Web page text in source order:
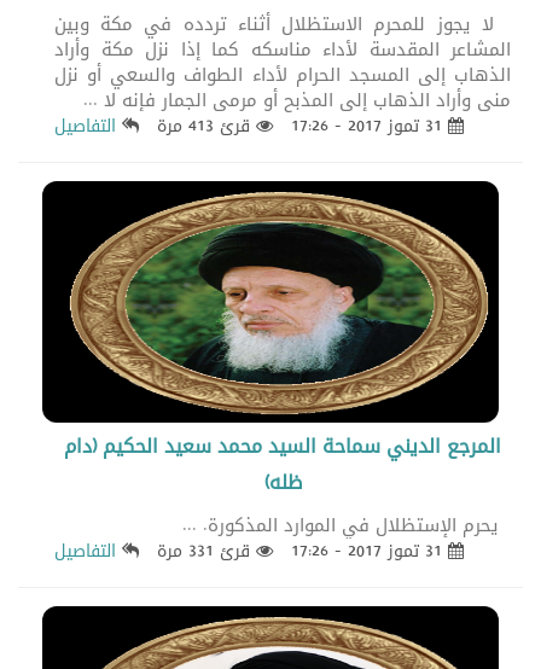
لا يجوز للمحرم الاستظلال أثناء تردده في مكة وبين
المشاعر المقدسة لأداء مناسكه كما إذا نزل مكة وأراد
الذهاب إلى المسجد الحرام لأداء الطواف والسعي أو نزل
منى وأراد الذهاب إلى المذبح أو مرمى الجمار فإنه لا ...
قرئ 413 مرة التفاصيل
المرجع الديني سماحة السيد محمد سعيد الحكيم (دام
ظله)
يحرم الإستظلال في الموارد المذكورة. ...
قرئ 331 مرة التفاصيل